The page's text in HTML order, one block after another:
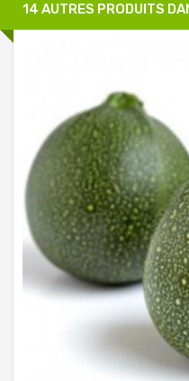
14 AUTRES PRODUITS